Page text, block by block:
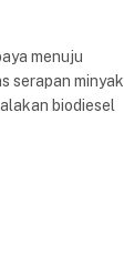
menuju
serapan minyak
biodiesel